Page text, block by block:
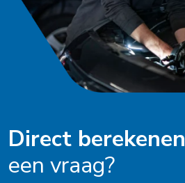
Direct berekenen
een vraag?